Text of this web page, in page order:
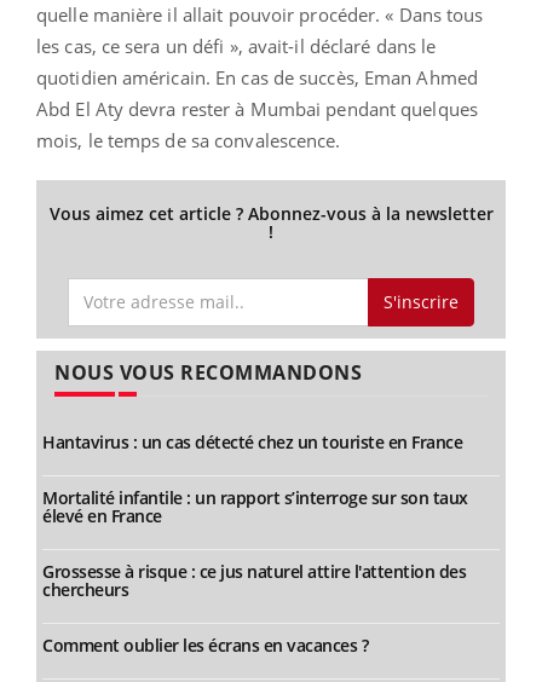
quelle manière il allait pouvoir procéder. « Dans tous
les cas, ce sera un défi », avait-il déclaré dans le
quotidien américain. En cas de succès, Eman Ahmed
Abd El Aty devra rester à Mumbai pendant quelques
mois, le temps de sa convalescence.
Vous aimez cet article ? Abonnez-vous à la newsletter
!
S'inscrire
NOUS VOUS RECOMMANDONS
Hantavirus : un cas détecté chez un touriste en France
Mortalité infantile : un rapport s’interroge sur son taux
élevé en France
Grossesse à risque : ce jus naturel attire l'attention des
chercheurs
Comment oublier les écrans en vacances ?